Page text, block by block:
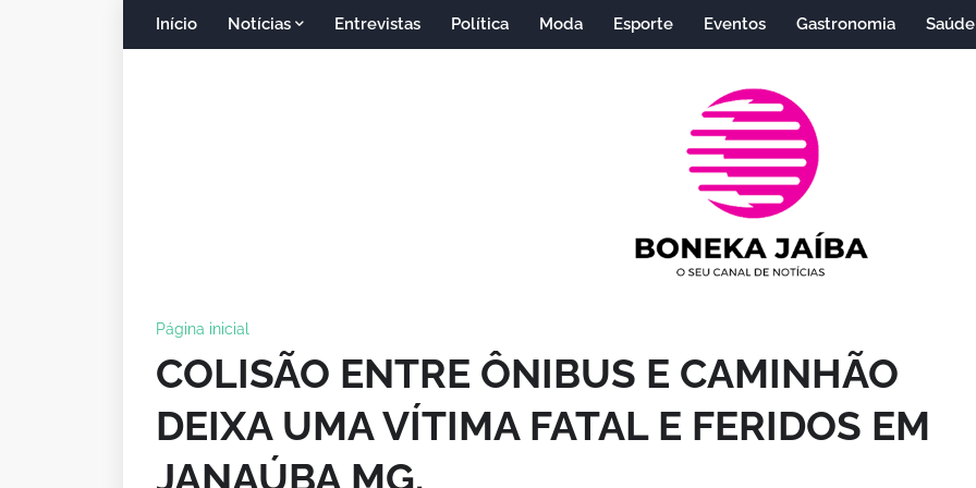
Início Notícias Entrevistas Política Moda Esporte Eventos Gastronomia Saúde
Página inicial
COLISÃO ENTRE ÔNIBUS E CAMINHÃO
DEIXA UMA VÍTIMA FATAL E FERIDOS EM
JANAÚBA MG.